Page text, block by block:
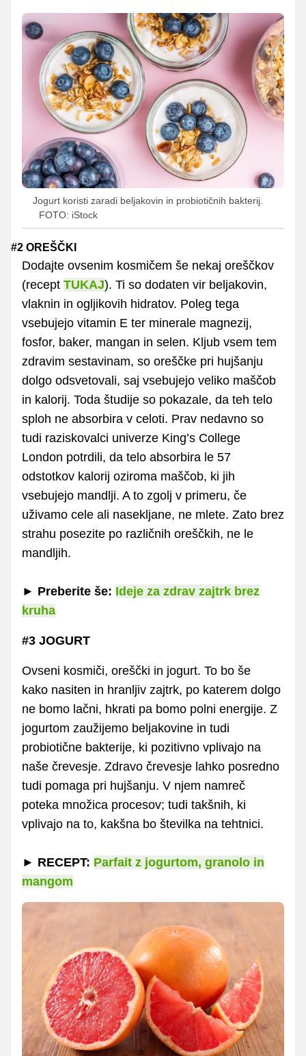
Jogurt koristi zaradi beljakovin in probiotičnih bakterij.
FOTO: iStock
#2 OREŠČKI
Dodajte ovsenim kosmičem še nekaj oreščkov
(recept TUKAJ). Ti so dodaten vir beljakovin,
vlaknin in ogljikovih hidratov. Poleg tega
vsebujejo vitamin E ter minerale magnezij,
fosfor, baker, mangan in selen. Kljub vsem tem
zdravim sestavinam, so oreščke pri hujšanju
dolgo odsvetovali, saj vsebujejo veliko maščob
in kalorij. Toda študije so pokazale, da teh telo
sploh ne absorbira v celoti. Prav nedavno so
tudi raziskovalci univerze King’s College
London potrdili, da telo absorbira le 57
odstotkov kalorij oziroma maščob, ki jih
vsebujejo mandlji. A to zgolj v primeru, če
uživamo cele ali nasekljane, ne mlete. Zato brez
strahu posezite po različnih oreščkih, ne le
mandljih.
► Preberite še: Ideje za zdrav zajtrk brez
kruha
#3 JOGURT
Ovseni kosmiči, oreščki in jogurt. To bo še
kako nasiten in hranljiv zajtrk, po katerem dolgo
ne bomo lačni, hkrati pa bomo polni energije. Z
jogurtom zaužijemo beljakovine in tudi
probiotične bakterije, ki pozitivno vplivajo na
naše črevesje. Zdravo črevesje lahko posredno
tudi pomaga pri hujšanju. V njem namreč
poteka množica procesov; tudi takšnih, ki
vplivajo na to, kakšna bo številka na tehtnici.
► RECEPT: Parfait z jogurtom, granolo in
mangom